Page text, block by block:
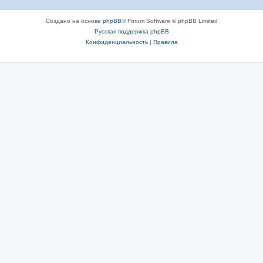
Создано на основе phpBB® Forum Software © phpBB Limited
Русская поддержка phpBB
Конфиденциальность| Правила